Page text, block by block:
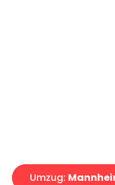
Umzug: